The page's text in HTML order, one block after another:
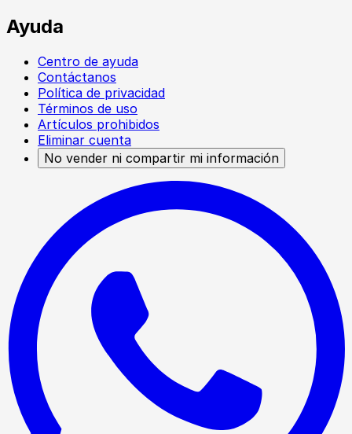
Ayuda
Centro de ayuda
Contáctanos
Política de privacidad
Términos de uso
Artículos prohibidos
Eliminar cuenta
No vender ni compartir mi información